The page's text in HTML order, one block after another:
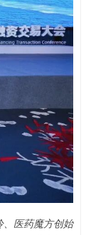
、医药魔方创始